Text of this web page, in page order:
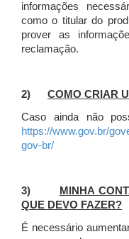
informações
como o titular do
prover as
reclamação.
2) COMO CRIAR
Caso ainda não
https://www.gov.br/
gov-br/
3)
MINHA
QUE DEVO FAZER?
É necessário